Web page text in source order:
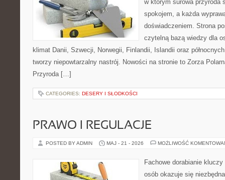
w którym surowa przyroda
spokojem, a każda
doświadczeniem. Strona
czytelną bazą wiedzy dla
klimat Danii, Szwecji, Norwegii, Finlandii, Islandii oraz
tworzy niepowtarzalny nastrój. Nowości na stronie to Zorza
Przyroda […]
CATEGORIES: DESERY I SŁODKOŚCI
PRAWO I REGULACJE
POSTED BY ADMIN MAJ - 21 - 2026 MOŻLIWOŚĆ
Fachowe dorabianie
osób okazuje się